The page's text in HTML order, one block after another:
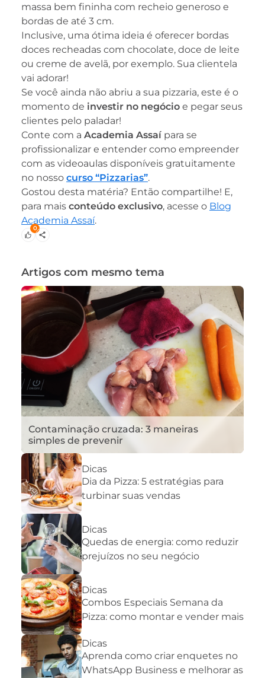
massa bem fininha com recheio generoso e
bordas de até 3 cm.
Inclusive, uma ótima ideia é oferecer bordas
doces recheadas com chocolate, doce de leite
ou creme de avelã, por exemplo. Sua clientela
vai adorar!
Se você ainda não abriu a sua pizzaria, este é o
momento de investir no negócio e pegar seus
clientes pelo paladar!
Conte com a Academia Assaí para se
profissionalizar e entender como empreender
com as videoaulas disponíveis gratuitamente
no nosso curso “Pizzarias”.
Gostou desta matéria? Então compartilhe! E,
para mais conteúdo exclusivo, acesse o Blog
Academia Assaí.
0
Artigos com mesmo tema
Contaminação cruzada: 3 maneiras
simples de prevenir
Dicas
Dia da Pizza: 5 estratégias para
turbinar suas vendas
Dicas
Quedas de energia: como reduzir
prejuízos no seu negócio
Dicas
Combos Especiais Semana da
Pizza: como montar e vender mais
Dicas
Aprenda como criar enquetes no
WhatsApp Business e melhorar as